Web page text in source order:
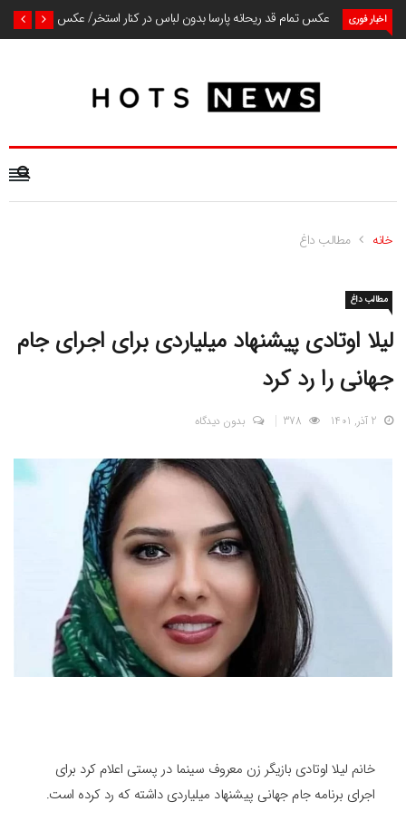
اخبار فوری عکس تمام قد ریحانه پارسا بدون لباس در کنار استخر/ عکس
خانه مطالب داغ
مطالب داغ
لیلا اوتادی پیشنهاد میلیاردی برای اجرای جام
جهانی را رد کرد
2 آذر, 1401 بدون دیدگاه
خانم لیلا اوتادی بازیگر زن معروف سینما در پستی اعلام کرد برای
اجرای برنامه جام جهانی پیشنهاد میلیاردی داشته که رد کرده است.